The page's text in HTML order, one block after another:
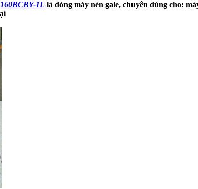
1L là dòng máy nén gale, chuyên dùng cho: